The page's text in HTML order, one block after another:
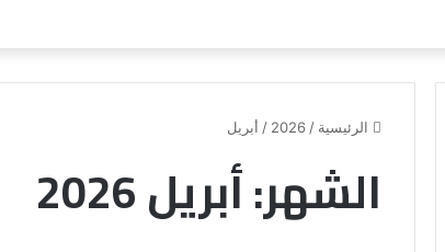
الرئيسية /
2026
/ أبريل
الشهر:أبريل 2026